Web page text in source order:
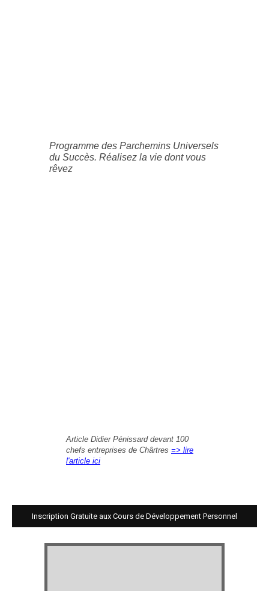
Programme des Parchemins Universels
du Succès. Réalisez la vie dont vous
rêvez
Article Didier Pénissard devant 100
chefs entreprises de Chârtres => lire
l'article ici
Inscription Gratuite aux Cours de Développement Personnel